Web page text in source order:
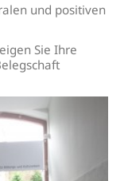
und positiven
Sie Ihre